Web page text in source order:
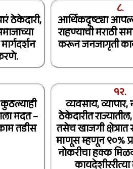
ठेकेदारी,
८.
आर्थिकदृष्ट्या
राहण्याची मराठी
करून जनजागृती
कुठल्याही
मदत –
तडीस
१२.
व्यवसाय,
ठेकेदारीत
तसेच खाजगी क्षेत्रात
माणूस म्हणून ९०%
नोकरीचा हक्क